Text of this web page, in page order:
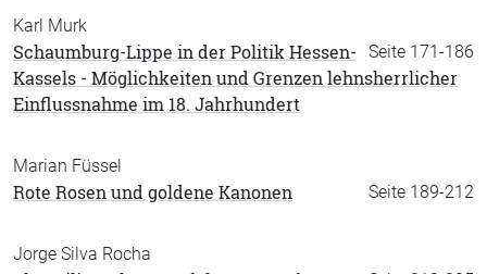
Karl Murk
Seite 171-186
Schaumburg-Lippe in der Politik Hessen-
Kassels - Möglichkeiten und Grenzen lehnsherrlicher
Einflussnahme im 18. Jahrhundert
Marian Füssel
Seite 189-212
Rote Rosen und goldene Kanonen
Jorge Silva Rocha